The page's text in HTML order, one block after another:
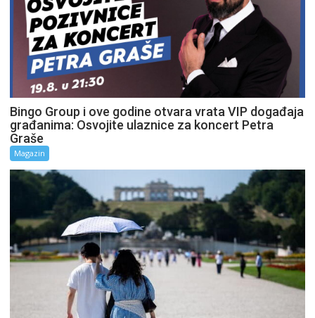
Bingo Group i ove godine otvara vrata VIP događaja
građanima: Osvojite ulaznice za koncert Petra
Graše
Magazin